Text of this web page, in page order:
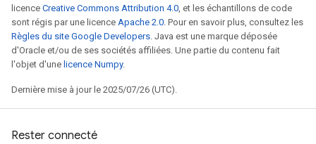
licence Creative Commons Attribution 4.0, et les échantillons de code
sont régis par une licence Apache 2.0. Pour en savoir plus, consultez les
Règles du site Google Developers. Java est une marque déposée
d'Oracle et/ou de ses sociétés affiliées. Une partie du contenu fait
l'objet d'une licence Numpy.
Dernière mise à jour le 2025/07/26 (UTC).
Rester connecté